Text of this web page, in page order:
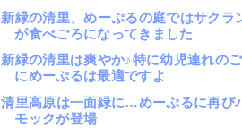
新緑の清里、めーぷるの庭ではサクラ
が食べごろになってきました
新緑の清里は爽やか♪特に幼児連れの
にめーぷるは最適ですよ
清里高原は一面緑に…めーぷるに再び
モックが登場